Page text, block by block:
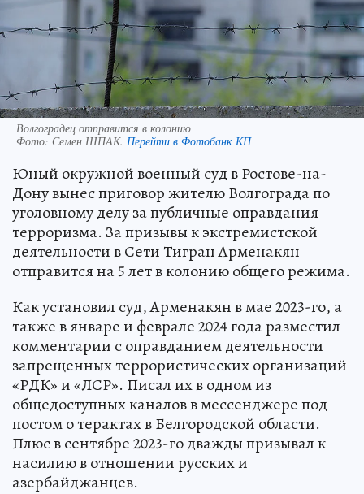
Волгоградец отправится в колонию
Фото: Семен ШПАК. Перейти в Фотобанк КП
Юный окружной военный суд в Ростове-на-
Дону вынес приговор жителю Волгограда по
уголовному делу за публичные оправдания
терроризма. За призывы к экстремистской
деятельности в Сети Тигран Арменакян
отправится на 5 лет в колонию общего режима.
Как установил суд, Арменакян в мае 2023-го, а
также в январе и феврале 2024 года разместил
комментарии с оправданием деятельности
запрещенных террористических организаций
«РДК» и «ЛСР». Писал их в одном из
общедоступных каналов в мессенджере под
постом о терактах в Белгородской области.
Плюс в сентябре 2023-го дважды призывал к
насилию в отношении русских и
азербайджанцев.